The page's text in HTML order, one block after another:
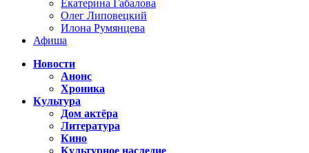
Екатерина Габалова
Олег Липовецкий
Илона Румянцева
Афиша
Новости
Анонс
Хроника
Культура
Дом актёра
Литература
Кино